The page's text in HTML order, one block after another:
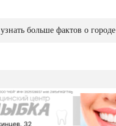
узнать больше фактов о городе